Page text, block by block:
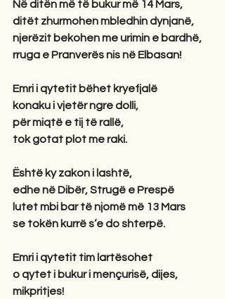
Në ditën më të bukur më 14 Mars,
ditët zhurmohen mbledhin dynjanë,
njerëzit bekohen me urimin e bardhë,
rruga e Pranverës nis në Elbasan!
Emri i qytetit bëhet kryefjalë
konaku i vjetër ngre dolli,
për miqtë e tij të rallë,
tok gotat plot me raki.
Është ky zakon i lashtë,
edhe në Dibër, Strugë e Prespë
lutet mbi bar të njomë më 13 Mars
se tokën kurrë s’e do shterpë.
Emri i qytetit tim lartësohet
o qytet i bukur i mençurisë, dijes,
mikpritjes!